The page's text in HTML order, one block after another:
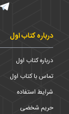
درباره کتاب اول
درباره کتاب اول
تماس با کتاب اول
شرایط استفاده
حریم شخضی